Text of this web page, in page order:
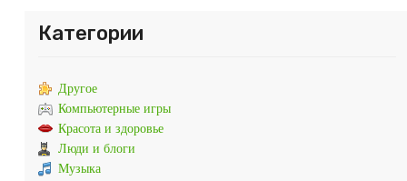
Категории
Другое
Компьютерные игры
Красота и здоровье
Люди и блоги
Музыка